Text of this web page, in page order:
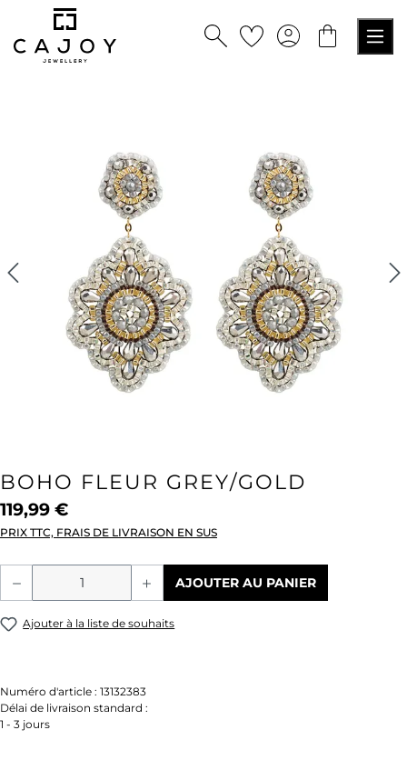
principal
BOHO FLEUR GREY/GOLD
119,99 €
PRIX TTC, FRAIS DE LIVRAISON EN SUS
Quantité de produit : Entrez la
AJOUTER AU PANIER
Ajouter à la liste de souhaits
Numéro d'article : 13132383
Délai de livraison standard :
1 - 3 jours